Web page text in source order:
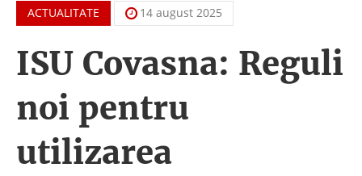
ACTUALITATE 14 august 2025
ISU Covasna: Reguli
noi pentru
utilizarea